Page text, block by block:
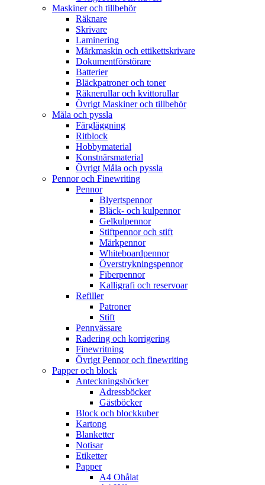
Maskiner och tillbehör
Räknare
Skrivare
Laminering
Märkmaskin och ettikettskrivare
Dokumentförstörare
Batterier
Bläckpatroner och toner
Räknerullar och kvittorullar
Övrigt Maskiner och tillbehör
Måla och pyssla
Färgläggning
Ritblock
Hobbymaterial
Konstnärsmaterial
Övrigt Måla och pyssla
Pennor och Finewriting
Pennor
Blyertspennor
Bläck- och kulpennor
Gelkulpennor
Stiftpennor och stift
Märkpennor
Whiteboardpennor
Överstrykningspennor
Fiberpennor
Kalligrafi och reservoar
Refiller
Patroner
Stift
Pennvässare
Radering och korrigering
Finewritning
Övrigt Pennor och finewriting
Papper och block
Anteckningsböcker
Adressböcker
Gästböcker
Block och blockkuber
Kartong
Blanketter
Notisar
Etiketter
Papper
A4 Ohålat